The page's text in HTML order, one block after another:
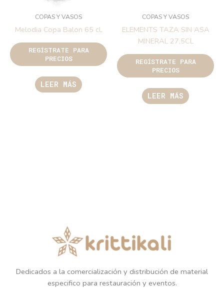
COPAS Y VASOS
Melodia Copa Balon 65 cl.
REGÍSTRATE PARA
PRECIOS
LEER MÁS
COPAS Y VASOS
ELEMENTS TAZA SIN ASA
MINERAL 27,5CL
REGÍSTRATE PARA
PRECIOS
LEER MÁS
Dedicados a la comercialización y distribución de material
especifico para restauración y eventos.